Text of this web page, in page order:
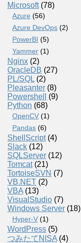
Microsoft(78)
Azure (56)
Azure DevOps (2)
PowerBI (5)
Yammer (1)
Nginx (2)
OracleDB (27)
PL/SQL (2)
Pleasanter (8)
Powershell
(9)
Python (68)
OpenCV (1)
Pandas (6)
ShellScript(4)
Slack (12)
SQLServer (12)
Tomcat(21)
TortoiseSVN (7)
VB.NET (2)
VBA (13)
VisualStudio (7)
Windows Server (18)
Hyper-V (1)
WordPress (5)
つみたてNISA (4)